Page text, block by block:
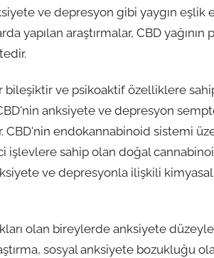
ve depresyon gibi yaygın eşlik
yapılan araştırmalar, CBD yağının
ve psikoaktif özelliklere
anksiyete ve depresyon
endokannabinoid sistemi
sahip olan doğal
ve depresyonla ilişkili
olan bireylerde anksiyete
sosyal anksiyete bozukluğu